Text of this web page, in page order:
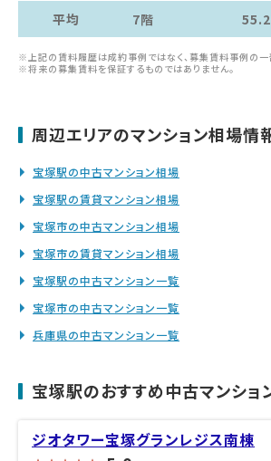
平均
7階
※上記の賃料履歴は成約事例ではなく、募集賃料事例の一
※将来の募集賃料を保証するものではありません。
周辺エリアのマンション相場情
宝塚駅の中古マンション相場
宝塚駅の賃貸マンション相場
宝塚市の中古マンション相場
宝塚市の賃貸マンション相場
宝塚駅の中古マンション一覧
宝塚市の中古マンション一覧
兵庫県の中古マンション一覧
宝塚駅のおすすめ中古マンショ
ジオタワー宝塚グランレジス南棟